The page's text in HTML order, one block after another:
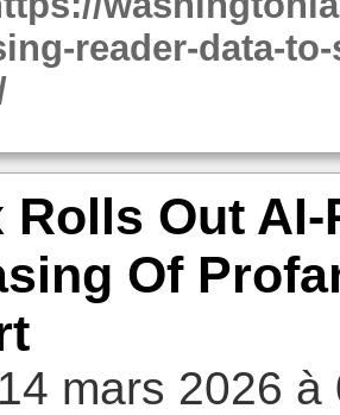
reader-data-
Rolls Out
Of
mars 2026 à